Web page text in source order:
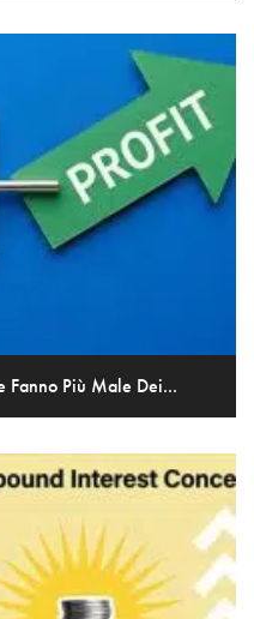
Fanno Più Male Dei...